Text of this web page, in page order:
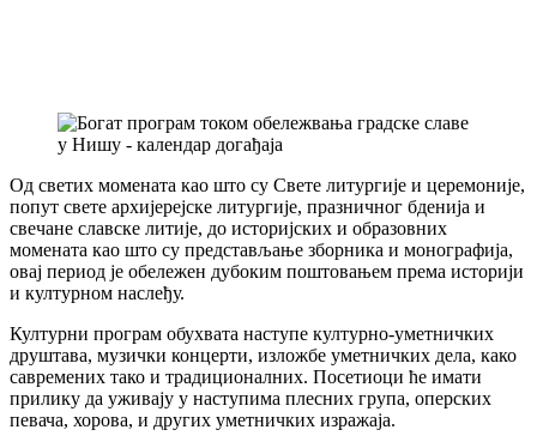
Од светих момената као што су Свете литургије и церемоније,
попут свете архијерејске литургије, празничног бденија и
свечане славске литије, до историјских и образовних
момената као што су представљање зборника и монографија,
овај период је обележен дубоким поштовањем према историји
и културном наслеђу.
Културни програм обухвата наступе културно-уметничких
друштава, музички концерти, изложбе уметничких дела, како
савремених тако и традиционалних. Посетиоци ће имати
прилику да уживају у наступима плесних група, оперских
певача, хорова, и других уметничких изражаја.